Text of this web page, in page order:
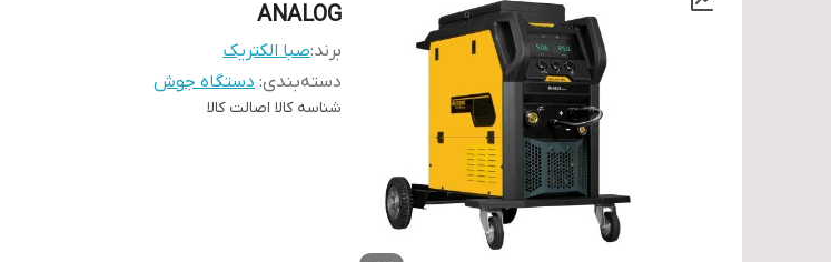
ANALOG
برند:صبا الکتریک
دسته‌بندی: دستگاه جوش
شناسه کالا اصالت کالا